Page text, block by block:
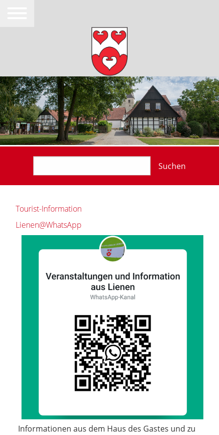
Suchen
Tourist-Information
Lienen@WhatsApp
Informationen aus dem Haus des Gastes und zu